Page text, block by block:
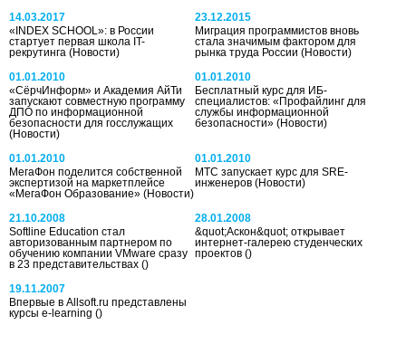
14.03.2017
«INDEX SCHOOL»: в России
стартует первая школа IT-
рекрутинга (Новости)
23.12.2015
Миграция программистов вновь
стала значимым фактором для
рынка труда России(Новости)
01.01.2010
«СёрчИнформ» и Академия АйТи
запускают совместную программу
ДПО по информационной
безопасности для госслужащих
(Новости)
01.01.2010
Бесплатный курс для ИБ-
специалистов: «Профайлинг для
службы информационной
безопасности»(Новости)
01.01.2010
МегаФон поделится собственной
экспертизой на маркетплейсе
«МегаФон Образование» (Новости)
01.01.2010
МТС запускает курс для SRE-
инженеров(Новости)
21.10.2008
Softline Education стал
авторизованным партнером по
обучению компании VMware сразу
в 23 представительствах ()
28.01.2008
&quot;Аскон&quot; открывает
интернет-галерею студенческих
проектов()
19.11.2007
Впервые в Allsoft.ru представлены
курсы е-learning ()